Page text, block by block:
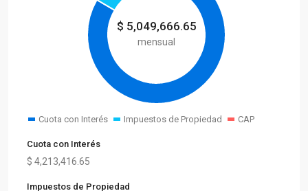
$ 5,049,666.65
mensual
Cuota con Interés Impuestos de Propiedad CAP
Cuota con Interés
$ 4,213,416.65
Impuestos de Propiedad